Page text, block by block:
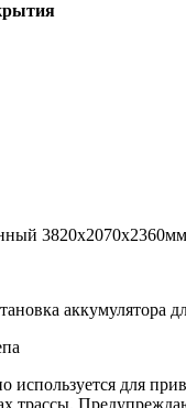
аккумулятора
для